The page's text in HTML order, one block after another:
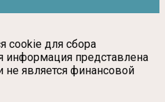
cookie для сбора
информация представлена
не является финансовой